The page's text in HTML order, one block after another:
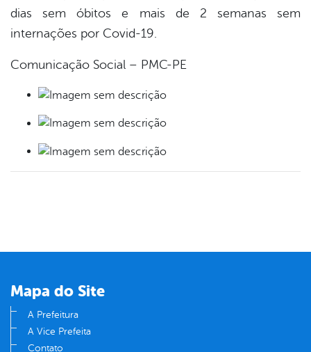
dias sem óbitos e mais de 2 semanas sem
internações por Covid-19.
Comunicação Social – PMC-PE
Mapa do Site
A Prefeitura
A Vice Prefeita
Contato